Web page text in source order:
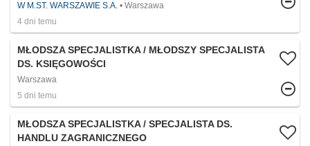
W M.ST. WARSZAWIE S.A.
Warszawa
4 dni temu
MŁODSZA SPECJALISTKA / MŁODSZY SPECJALISTA
DS. KSIĘGOWOŚCI
Warszawa
5 dni temu
MŁODSZA SPECJALISTKA / SPECJALISTA DS.
HANDLU ZAGRANICZNEGO